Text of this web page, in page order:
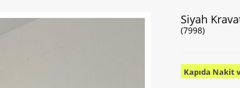
Siyah
(7998)
Kapıda Nakit